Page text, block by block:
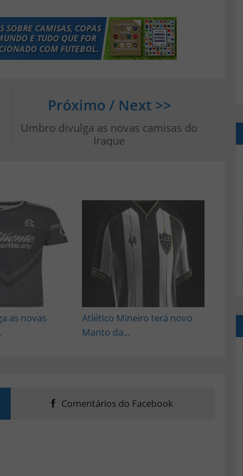
Próximo / Next >>
Umbro divulga as novas camisas do
Iraque
Atlético Mineiro terá novo
Manto da...
as novas
Comentários do Facebook